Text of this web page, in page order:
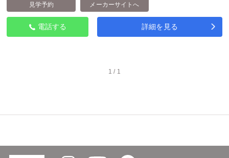
見学予約 メーカーサイトへ
電話する 詳細を見る
1 / 1